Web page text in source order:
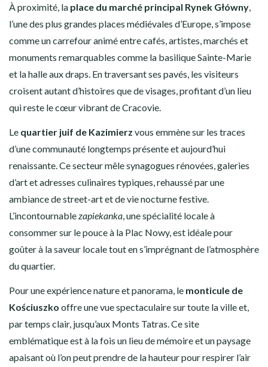
À proximité, la place du marché principal Rynek Główny,
l’une des plus grandes places médiévales d’Europe, s’impose
comme un carrefour animé entre cafés, artistes, marchés et
monuments remarquables comme la basilique Sainte-Marie
et la halle aux draps. En traversant ses pavés, les visiteurs
croisent autant d’histoires que de visages, profitant d’un lieu
qui reste le cœur vibrant de Cracovie.
Le quartier juif de Kazimierz vous emmène sur les traces
d’une communauté longtemps présente et aujourd’hui
renaissante. Ce secteur mêle synagogues rénovées, galeries
d’art et adresses culinaires typiques, rehaussé par une
ambiance de street-art et de vie nocturne festive.
L’incontournablezapiekanka, une spécialité locale à
consommer sur le pouce à la Plac Nowy, est idéale pour
goûter à la saveur locale tout en s’imprégnant de l’atmosphère
du quartier.
Pour une expérience nature et panorama, le monticule de
Kościuszko offre une vue spectaculaire sur toute la ville et,
par temps clair, jusqu’aux Monts Tatras. Ce site
emblématique est à la fois un lieu de mémoire et un paysage
apaisant où l’on peut prendre de la hauteur pour respirer l’air